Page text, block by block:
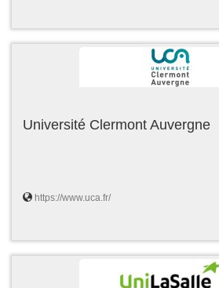
Université Clermont Auvergne
https://www.uca.fr/